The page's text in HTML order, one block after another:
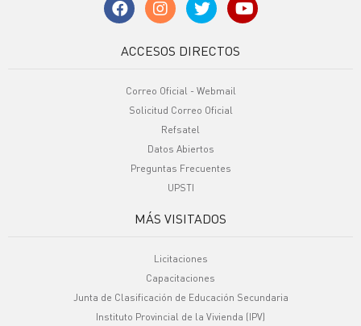
ACCESOS DIRECTOS
Correo Oficial - Webmail
Solicitud Correo Oficial
Refsatel
Datos Abiertos
Preguntas Frecuentes
UPSTI
MÁS VISITADOS
Licitaciones
Capacitaciones
Junta de Clasificación de Educación Secundaria
Instituto Provincial de la Vivienda (IPV)